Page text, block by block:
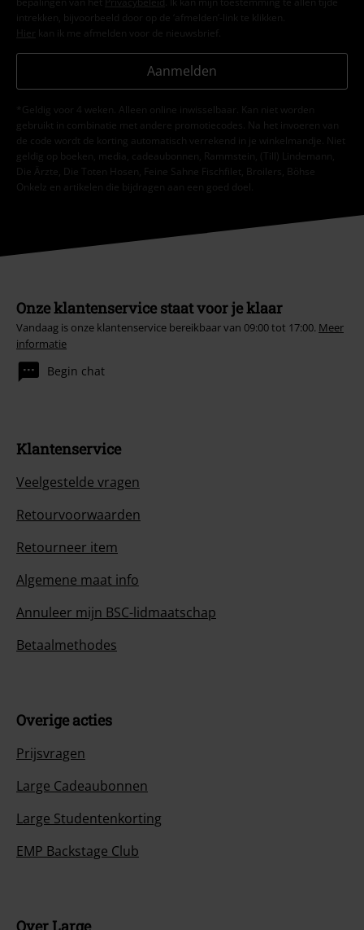
intrekken, bijvoorbeeld door op de ‘afmelden’-link te klikken.
Hier kan ik me afmelden voor de nieuwsbrief.
Aanmelden
*Geldig voor 4 weken. Alleen online inwisselbaar. Kan niet worden
gebruikt in combinatie met andere promotiecodes. Na het invoeren van
de code wordt de korting automatisch verrekend in je winkelmandje. Niet
geldig op boeken, media, cadeaubonnen, Rammstein, (Till) Lindemann,
Die Ärzte, Die Toten Hosen, Feine Sahne Fischfilet, Broilers, Böhse
Onkelz en artikelen die bijdragen aan een goed doel.
Onze klantenservice staat voor je klaar
Vandaag is onze klantenservice bereikbaar van 09:00 tot 17:00. Meer
informatie
Begin chat
Klantenservice
Veelgestelde vragen
Retourvoorwaarden
Retourneer item
Algemene maat info
Annuleer mijn BSC-lidmaatschap
Betaalmethodes
Overige acties
Prijsvragen
Large Cadeaubonnen
Large Studentenkorting
EMP Backstage Club